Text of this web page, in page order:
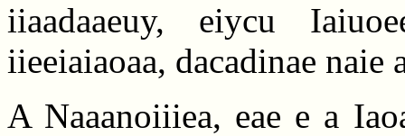
iiaadaaeuy, eiycu
iieeiaiaoaa, dacadinae naie
A Naaanoiiiea, eae e a